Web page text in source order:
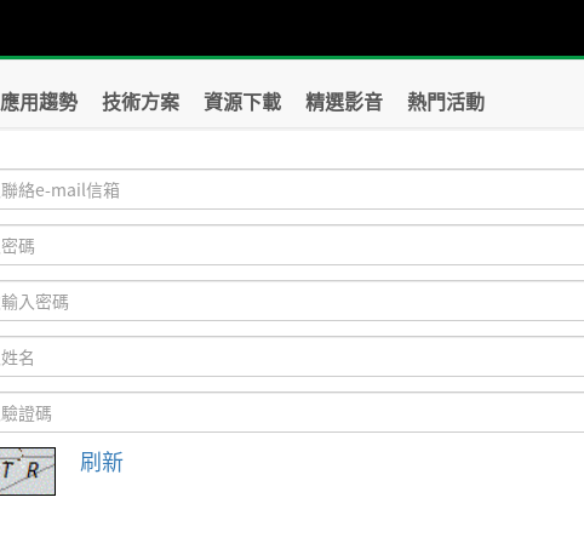
應用趨勢 技術方案 資源下載 精選影音 熱門活動
刷新